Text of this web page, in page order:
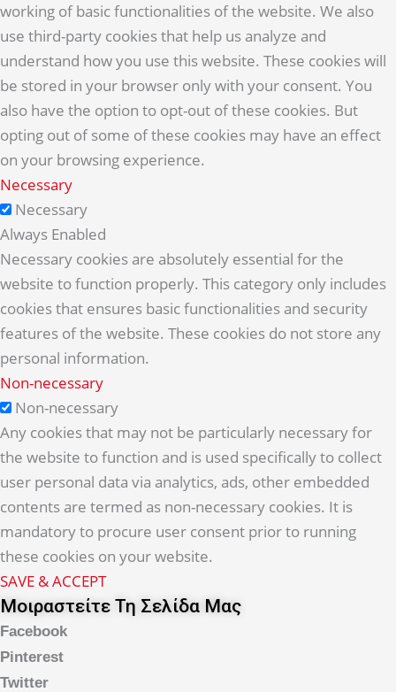
working of basic functionalities of the website. We also
use third-party cookies that help us analyze and
understand how you use this website. These cookies will
be stored in your browser only with your consent. You
also have the option to opt-out of these cookies. But
opting out of some of these cookies may have an effect
on your browsing experience.
Necessary
Necessary
Always Enabled
Necessary cookies are absolutely essential for the
website to function properly. This category only includes
cookies that ensures basic functionalities and security
features of the website. These cookies do not store any
personal information.
Non-necessary
Non-necessary
Any cookies that may not be particularly necessary for
the website to function and is used specifically to collect
user personal data via analytics, ads, other embedded
contents are termed as non-necessary cookies. It is
mandatory to procure user consent prior to running
these cookies on your website.
SAVE & ACCEPT
Μοιραστείτε Τη Σελίδα Μας
Facebook
Pinterest
Twitter